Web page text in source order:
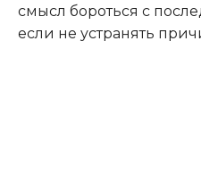
смысл бороться с
если не устранять